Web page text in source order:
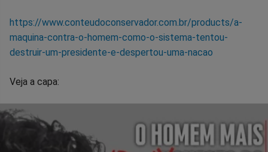
https://www.conteudoconservador.com.br/products/a-
maquina-contra-o-homem-como-o-sistema-tentou-
destruir-um-presidente-e-despertou-uma-nacao
Veja a capa: